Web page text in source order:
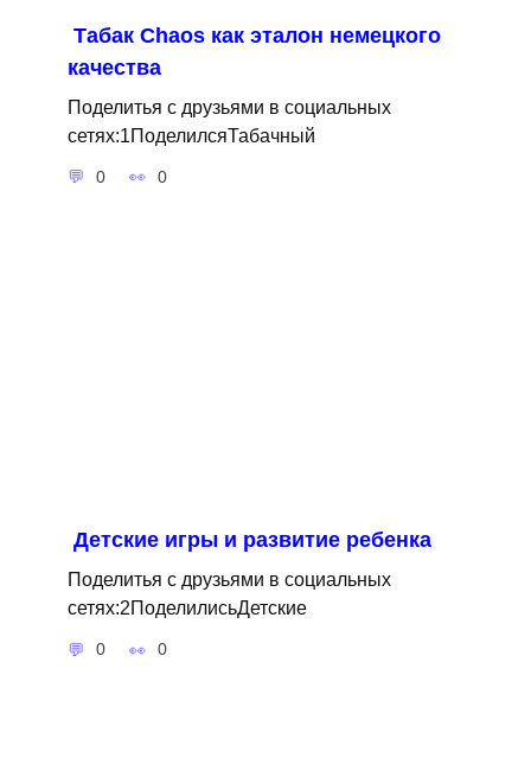
Табак Сhaos как эталон немецкого
качества
Поделитья с друзьями в социальных
сетях:1ПоделилсяТабачный
0 0
Детские игры и развитие ребенка
Поделитья с друзьями в социальных
сетях:2ПоделилисьДетские
0 0